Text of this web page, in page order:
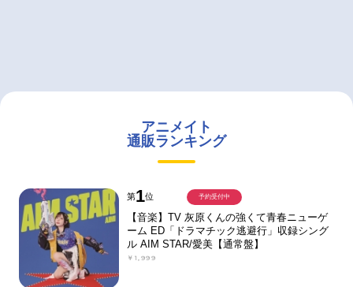
アニメイト
通販ランキング
第1位
【音楽】TV 灰原くんの強くて青春ニューゲ
ーム ED「ドラマチック逃避行」収録シング
ル AIM STAR/愛美【通常盤】
￥1,999
予約受付中